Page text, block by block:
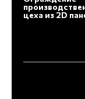
цеха из 2D